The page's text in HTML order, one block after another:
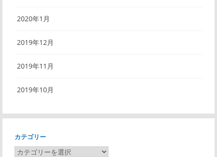
2020年1月
2019年12月
2019年11月
2019年10月
カテゴリー
カ